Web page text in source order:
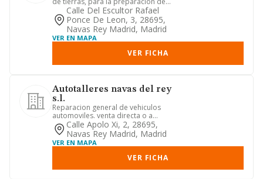
terrenos cara al levantami...
Calle Del Escultor Rafael
Ponce De Leon, 3, 28695,
Navas Rey Madrid, Madrid
VER EN MAPA
VER FICHA
Autotalleres navas del rey
s.l.
Reparacion general de vehiculos
automoviles. venta directa o a
comision de vehiculos nuevos y
usado...
Calle Apolo Xi, 2, 28695,
Navas Rey Madrid, Madrid
VER EN MAPA
VER FICHA